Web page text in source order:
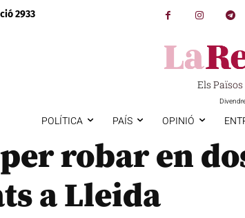
2933
Els
POLÍTICA PAÍS OPINIÓ
robar en
a Lleida